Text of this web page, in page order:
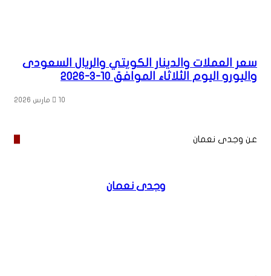
سعر العملات والدينار الكويتي والريال السعودى
واليورو اليوم الثلاثاء الموافق 10-3-2026
10 مارس 2026
عن وجدى نعمان
وجدى نعمان